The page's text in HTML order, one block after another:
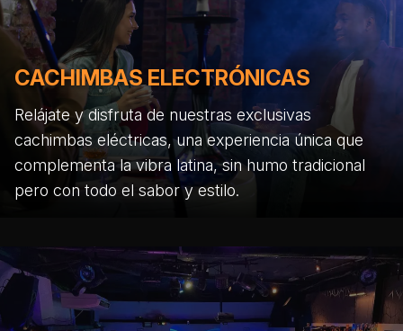
CACHIMBAS ELECTRÓNICAS
Relájate y disfruta de nuestras exclusivas
cachimbas eléctricas, una experiencia única que
complementa la vibra latina, sin humo tradicional
pero con todo el sabor y estilo.